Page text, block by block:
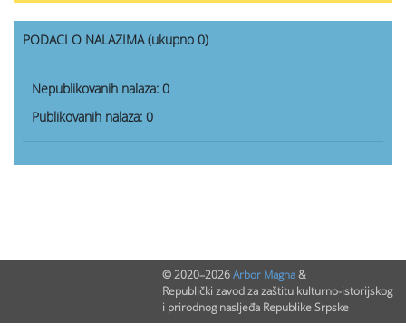
PODACI O NALAZIMA (ukupno 0)
Nepublikovanih nalaza: 0
Publikovanih nalaza: 0
© 2020–2026Arbor Magna&
Republički zavod za zaštitu kulturno-istorijskog
i prirodnog nasljeđa Republike Srpske